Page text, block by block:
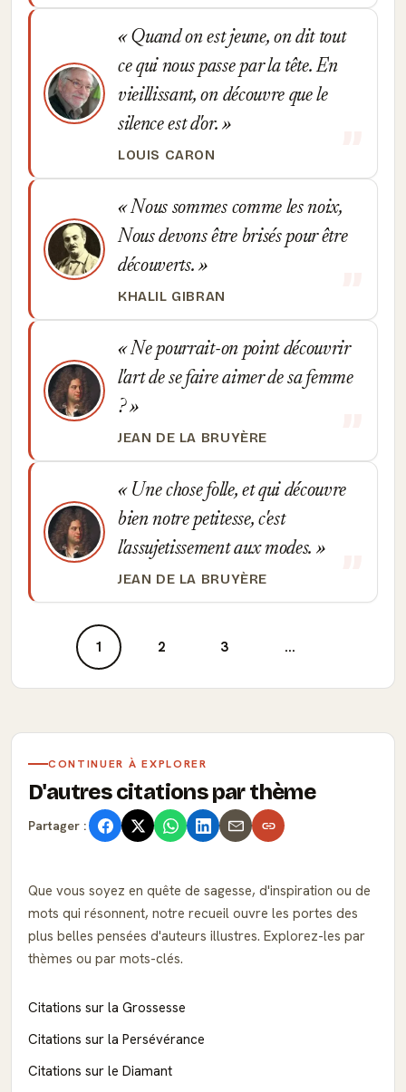
Quand on est jeune, on dit tout
ce qui nous passe par la tête. En
vieillissant, on découvre que le
silence est d'or.
LOUIS CARON
Nous sommes comme les noix,
Nous devons être brisés pour être
découverts.
KHALIL GIBRAN
Ne pourrait-on point découvrir
l'art de se faire aimer de sa femme
?
JEAN DE LA BRUYÈRE
Une chose folle, et qui découvre
bien notre petitesse, c'est
l'assujetissement aux modes.
JEAN DE LA BRUYÈRE
1 2 3 ...
CONTINUER À EXPLORER
D'autres citations par thème
Partager :
Que vous soyez en quête de sagesse, d'inspiration ou de
mots qui résonnent, notre recueil ouvre les portes des
plus belles pensées d'auteurs illustres. Explorez-les par
thèmes ou par mots-clés.
Citations sur la Grossesse
Citations sur la Persévérance
Citations sur le Diamant